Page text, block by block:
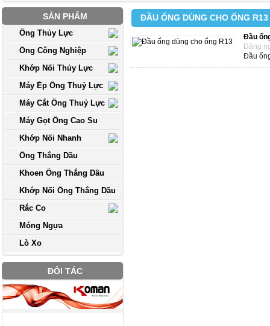
SẢN PHẨM
Ống Thủy Lực
Ống Công Nghiệp
Khớp Nối Thủy Lực
Máy Ép Ống Thuỷ Lực
Máy Cắt Ống Thuỷ Lực
Máy Gọt Ống Cao Su
Khớp Nối Nhanh
Ống Thắng Dầu
Khoen Ống Thắng Dầu
Khớp Nối Ống Thắng Dầu
Rắc Co
Móng Ngựa
Lò Xo
ĐỐI TÁC
ĐẦU ỐNG DÙNG CHO ỐNG R13
Đầu
Đăng
Đầu